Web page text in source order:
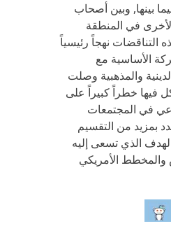
بينها, وبين أصحاب
في المنطقة
التناقضات نهجاً رئيسياً
الأساسية مع
والمذهبية وصلت
فيها خطراً كبيراً على
في المجتمعات
بمزيد من التقسيم
الهدف الذي تسعى إليه
الأمريكي